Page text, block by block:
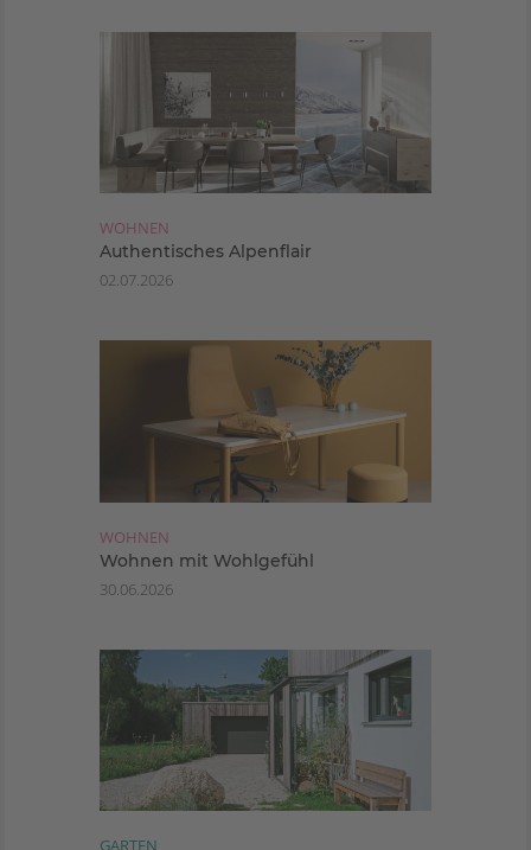
WOHNEN
Authentisches Alpenflair
02.07.2026
WOHNEN
Wohnen mit Wohlgefühl
30.06.2026
GARTEN